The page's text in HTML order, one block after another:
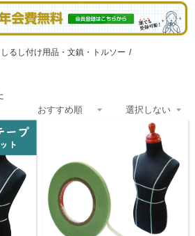
るし付け用品・文鎮・トルソー /